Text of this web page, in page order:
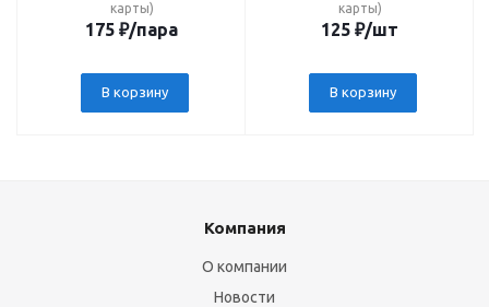
карты)
175 ₽/пара
В корзину
карты)
125 ₽/шт
В корзину
Компания
О компании
Новости